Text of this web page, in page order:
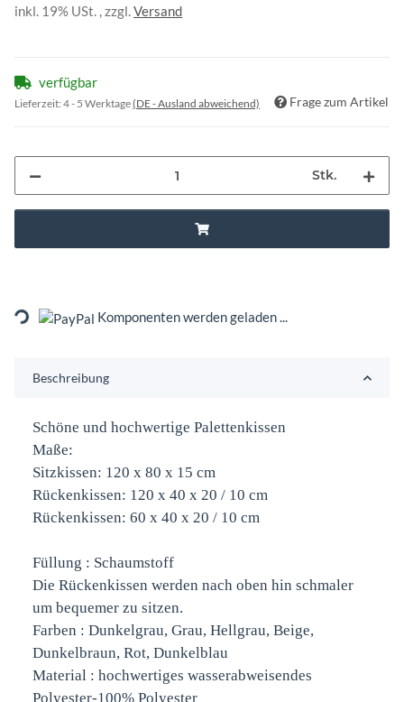
inkl. 19% USt. , zzgl.Versand
verfügbar
Lieferzeit: 4 - 5 Werktage(DE - Ausland abweichend) Frage zum Artikel
Stk.
Loading... Komponenten werden geladen ...
Beschreibung
Schöne und hochwertige Palettenkissen
Maße:
Sitzkissen: 120 x 80 x 15 cm
Rückenkissen: 120 x 40 x 20 / 10 cm
Rückenkissen: 60 x 40 x 20 / 10 cm
Füllung : Schaumstoff
Die Rückenkissen werden nach oben hin schmaler
um bequemer zu sitzen.
Farben : Dunkelgrau, Grau, Hellgrau, Beige,
Dunkelbraun, Rot, Dunkelblau
Material : hochwertiges wasserabweisendes
Polyester-100% Polyester